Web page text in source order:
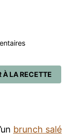
À LA RECETTE
brunch salé